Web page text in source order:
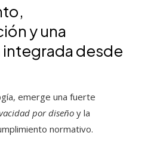
y una
desde
emerge una fuerte
por diseño y la
normativo.